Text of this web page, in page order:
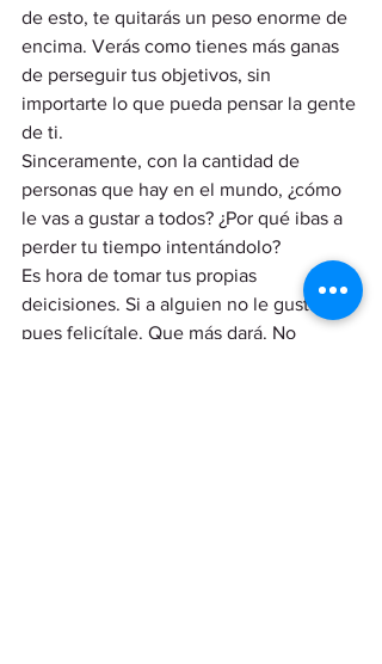
de esto, te quitarás un peso enorme de
encima. Verás como tienes más ganas
de perseguir tus objetivos, sin
importarte lo que pueda pensar la gente
de ti.
Sinceramente, con la cantidad de
personas que hay en el mundo, ¿cómo
le vas a gustar a todos? ¿Por qué ibas a
perder tu tiempo intentándolo?
Es hora de tomar tus propias
deicisiones. Si a alguien no le gustas,
pues felicítale. Que más dará. No